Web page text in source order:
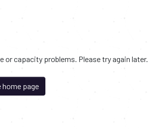
capacity problems. Please try again later.
page